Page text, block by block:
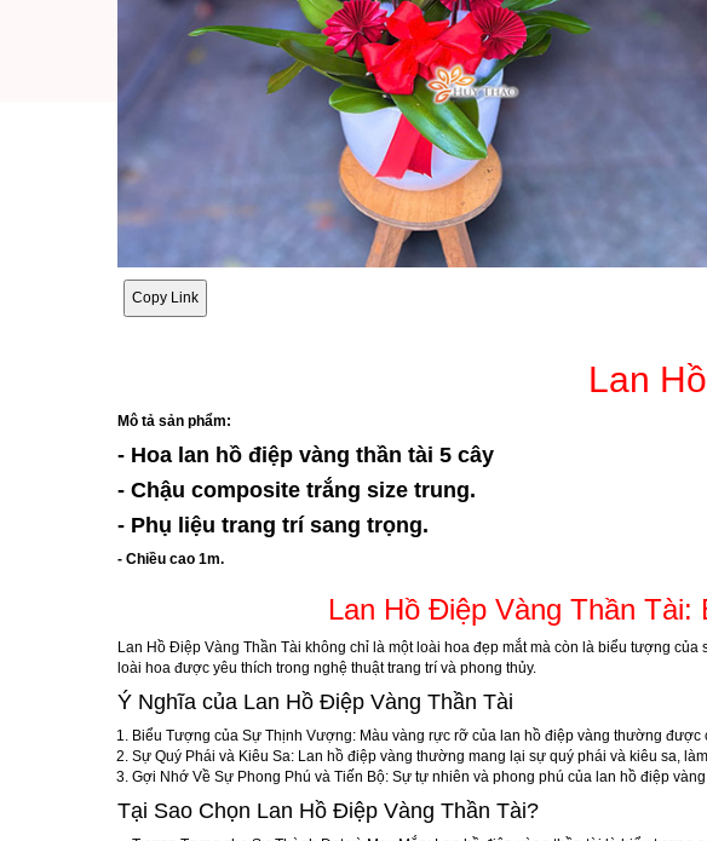
Copy Link
Lan
Mô tả sản phẩm:
- Hoa lan hồ điệp vàng thần tài 5 cây
- Chậu composite trắng size trung.
- Phụ liệu trang trí sang trọng.
- Chiều cao 1m.
Lan Hồ Điệp Vàng Thần
Lan Hồ Điệp Vàng Thần Tài không chỉ là một loài hoa đẹp mắt mà còn là biểu tượng
loài hoa được yêu thích trong nghệ thuật trang trí và phong thủy.
Ý Nghĩa của Lan Hồ Điệp Vàng Thần Tài
Biểu Tượng của Sự Thịnh Vượng: Màu vàng rực rỡ của lan hồ điệp vàng thường
Sự Quý Phái và Kiêu Sa: Lan hồ điệp vàng thường mang lại sự quý phái và kiêu sa,
Gợi Nhớ Về Sự Phong Phú và Tiến Bộ: Sự tự nhiên và phong phú của lan hồ điệp
Tại Sao Chọn Lan Hồ Điệp Vàng Thần Tài?